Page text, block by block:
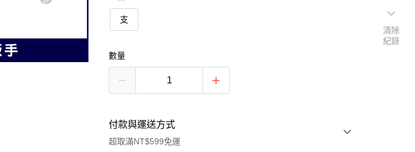
支
數量
付款與運送方式
超取滿NT$599免運
清除
紀錄